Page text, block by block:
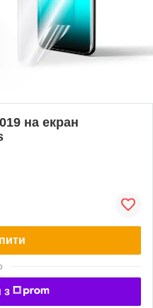
на екран
з